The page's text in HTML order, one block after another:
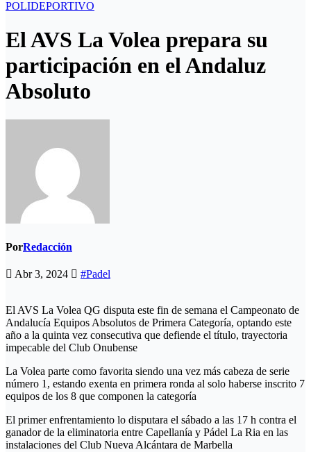
POLIDEPORTIVO
El AVS La Volea prepara su
participación en el Andaluz
Absoluto
PorRedacción
Abr 3, 2024 #Padel
El AVS La Volea QG disputa este fin de semana el Campeonato de
Andalucía Equipos Absolutos de Primera Categoría, optando este
año a la quinta vez consecutiva que defiende el título, trayectoria
impecable del Club Onubense
La Volea parte como favorita siendo una vez más cabeza de serie
número 1, estando exenta en primera ronda al solo haberse inscrito 7
equipos de los 8 que componen la categoría
El primer enfrentamiento lo disputara el sábado a las 17 h contra el
ganador de la eliminatoria entre Capellanía y Pádel La Ria en las
instalaciones del Club Nueva Alcántara de Marbella